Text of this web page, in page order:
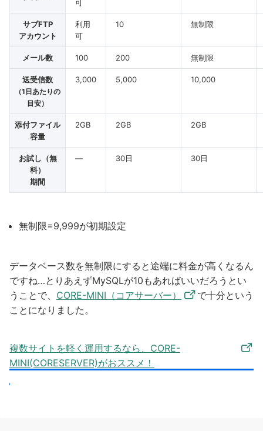
可
サブFTP
アカウント
利用
可
10 無制限
メール数 100 200 無制限
送受信数
（1日あたりの
目安）
3,000 5,000 10,000
添付ファイル
容量
2GB 2GB 2GB
お試し（無
料）
期間
― 30日 30日
無制限=9,999が初期設定
データベース数を無制限にすると途端に料金が高くなるん
ですね…とりあえずMySQLが10もあればいいだろうとい
うことで、 CORE-MINI（コアサーバー）
で十分という
ことになりました。
複数サイトを軽く運用するなら、CORE-
MINI(CORESERVER)がおススメ！